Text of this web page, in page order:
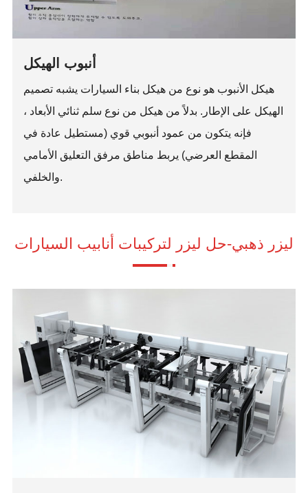
أنبوب الهيكل
هيكل الأنبوب هو نوع من هيكل بناء السيارات يشبه تصميم
الهيكل على الإطار. بدلاً من هيكل من نوع سلم ثنائي الأبعاد ،
فإنه يتكون من عمود أنبوبي قوي (مستطيل عادة في
المقطع العرضي) يربط مناطق مرفق التعليق الأمامي
والخلفي.
ليزر ذهبي-حل ليزر لتركيبات أنابيب السيارات